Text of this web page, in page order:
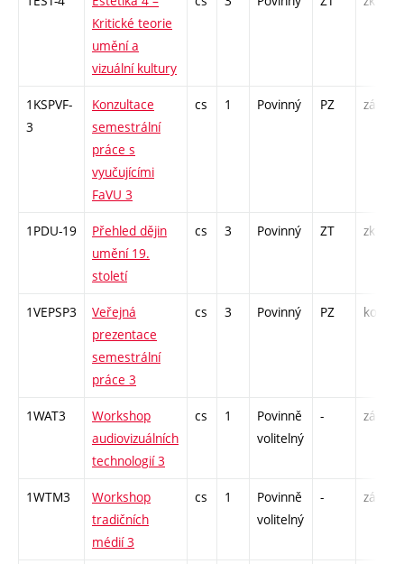
Kritické teorie
umění a
vizuální kultury
1KSPVF-
3
Konzultace
semestrální
práce s
vyučujícími
FaVU 3
cs 1 Povinný PZ zá
1PDU-19
Přehled dějin
umění 19.
století
cs 3 Povinný ZT zk
1VEPSP3
Veřejná
prezentace
semestrální
práce 3
cs 3 Povinný PZ kol
1WAT3
Workshop
audiovizuálních
technologií 3
cs 1
Povinně
volitelný
- zá
1WTM3
Workshop
tradičních
médií 3
cs 1
Povinně
volitelný
- zá